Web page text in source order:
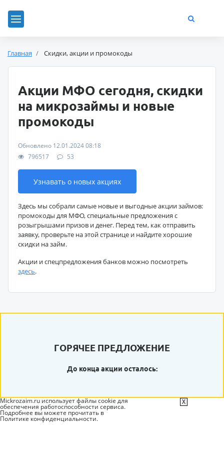
Главная Скидки, акции и промокоды
Акции МФО сегодня, скидки
на микрозаймы и новые
промокоды
Обновлено 12.01.2024 08:18
796517
53
Узнавать о новых акциях
Здесь мы собрали самые новые и выгодные акции займов:
промокоды для МФО, специальные предложения с
розыгрышами призов и денег. Перед тем, как отправить
заявку, проверьте на этой странице и найдите хорошие
скидки на займ.
Акции и спецпредложения банков можно посмотреть
здесь.
ГОРЯЧЕЕ ПРЕДЛОЖЕНИЕ
До конца акции осталось:
Mickrozaim.ru использует файлы cookie для
обеспечения работоспособности сервиса.
Подробнее вы можете прочитать в
Политике конфиденциальности.
X